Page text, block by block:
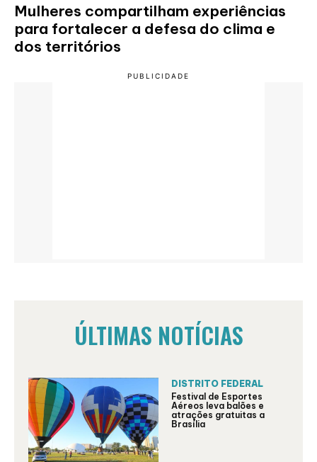
Mulheres compartilham experiências
para fortalecer a defesa do clima e
dos territórios
ÚLTIMAS NOTÍCIAS
DISTRITO FEDERAL
Festival de Esportes
Aéreos leva balões e
atrações gratuitas a
Brasília